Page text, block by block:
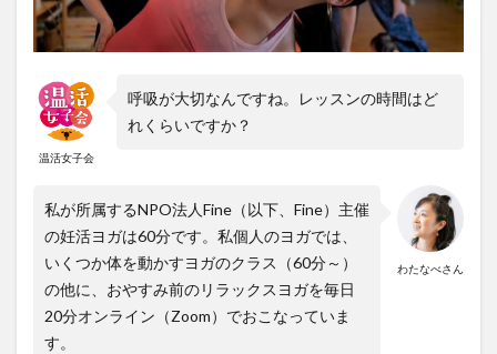
温活女子会
呼吸が大切なんですね。レッスンの時間はど
れくらいですか？
わたなべさん
私が所属するNPO法人Fine（以下、Fine） 主催
の妊活ヨガは60分です。私個人のヨガでは、
いくつか体を動かすヨガのクラス（60分～）
の他に、おやすみ前のリラックスヨガを毎日
20分オンライン（Zoom）でおこなっていま
す。